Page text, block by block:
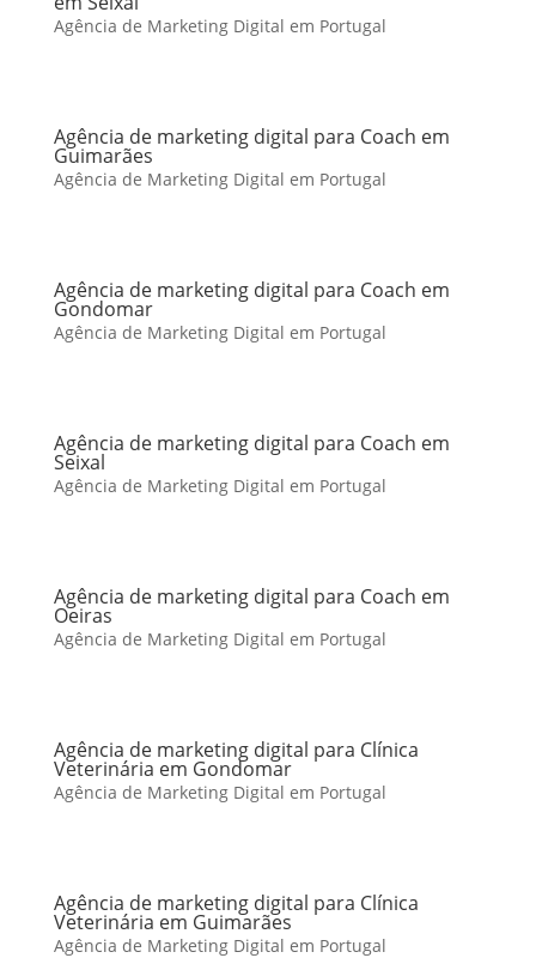
Agência de Marketing Digital em Portugal
Agência de marketing digital para Coach em
Guimarães
Agência de Marketing Digital em Portugal
Agência de marketing digital para Coach em
Gondomar
Agência de Marketing Digital em Portugal
Agência de marketing digital para Coach em
Seixal
Agência de Marketing Digital em Portugal
Agência de marketing digital para Coach em
Oeiras
Agência de Marketing Digital em Portugal
Agência de marketing digital para Clínica
Veterinária em Gondomar
Agência de Marketing Digital em Portugal
Agência de marketing digital para Clínica
Veterinária em Guimarães
Agência de Marketing Digital em Portugal